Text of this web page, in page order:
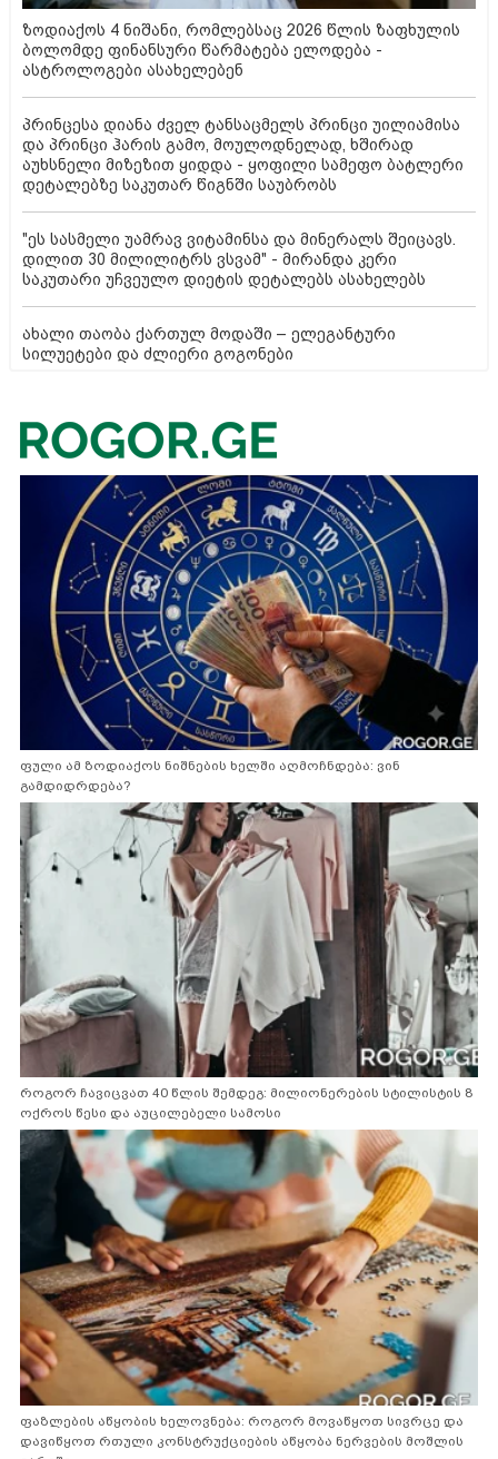
ზოდიაქოს 4 ნიშანი, რომლებსაც 2026 წლის ზაფხულის
ბოლომდე ფინანსური წარმატება ელოდება -
ასტროლოგები ასახელებენ
პრინცესა დიანა ძველ ტანსაცმელს პრინცი უილიამისა
და პრინცი ჰარის გამო, მოულოდნელად, ხშირად
აუხსნელი მიზეზით ყიდდა - ყოფილი სამეფო ბატლერი
დეტალებზე საკუთარ წიგნში საუბრობს
"ეს სასმელი უამრავ ვიტამინსა და მინერალს შეიცავს.
დილით 30 მილილიტრს ვსვამ" - მირანდა კერი
საკუთარი უჩვეულო დიეტის დეტალებს ასახელებს
ახალი თაობა ქართულ მოდაში – ელეგანტური
სილუეტები და ძლიერი გოგონები
ფული ამ ზოდიაქოს ნიშნების ხელში აღმოჩნდება: ვინ
გამდიდრდება?
როგორ ჩავიცვათ 40 წლის შემდეგ: მილიონერების სტილისტის 8
ოქროს წესი და აუცილებელი სამოსი
ფაზლების აწყობის ხელოვნება: როგორ მოვაწყოთ სივრცე და
დავიწყოთ რთული კონსტრუქციების აწყობა ნერვების მოშლის